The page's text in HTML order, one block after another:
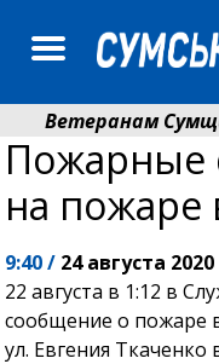
Ветеранам
Романько розширює
Пожарные
на пожаре
9:40 / 24 августа 2020
22 августа в 1:12 в
сообщение о пожаре
ул. Евгения